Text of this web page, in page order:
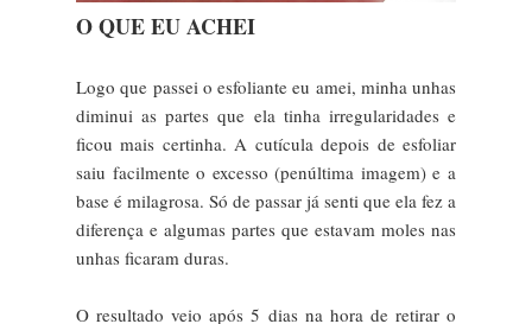
O QUE EU ACHEI
Logo que passei o esfoliante eu amei, minha unhas
diminui as partes que ela tinha irregularidades e
ficou mais certinha. A cutícula depois de esfoliar
saiu facilmente o excesso (penúltima imagem) e a
base é milagrosa. Só de passar já senti que ela fez a
diferença e algumas partes que estavam moles nas
unhas ficaram duras.
O resultado veio após 5 dias na hora de retirar o